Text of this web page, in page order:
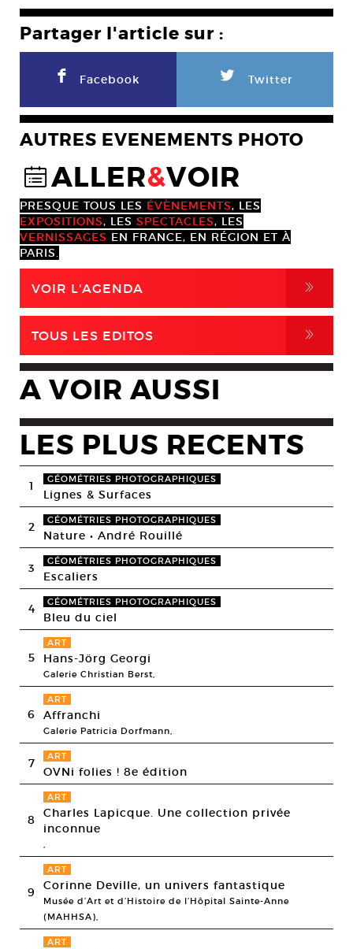
Partager l'article sur :
F Facebook L Twitter
AUTRES EVENEMENTS PHOTO
@ALLER&VOIR
PRESQUE TOUS LES ÉVÈNEMENTS, LES
EXPOSITIONS, LES SPECTACLES, LES
VERNISSAGES EN FRANCE, EN RÉGION ET À
PARIS.
VOIR L'AGENDA ,
TOUS LES EDITOS ,
A VOIR AUSSI
LES PLUS RECENTS
1 GÉOMÉTRIES PHOTOGRAPHIQUES
Lignes & Surfaces
2 GÉOMÉTRIES PHOTOGRAPHIQUES
Nature • André Rouillé
3 GÉOMÉTRIES PHOTOGRAPHIQUES
Escaliers
4 GÉOMÉTRIES PHOTOGRAPHIQUES
Bleu du ciel
5
ART
Hans-Jörg Georgi
Galerie Christian Berst,
6
ART
Affranchi
Galerie Patricia Dorfmann,
7 ART
OVNi folies ! 8e édition
8
ART
Charles Lapicque. Une collection privée
inconnue
,
9
ART
Corinne Deville, un univers fantastique
Musée d’Art et d’Histoire de l’Hôpital Sainte-Anne
(MAHHSA),
ART